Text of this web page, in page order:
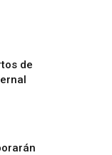
de